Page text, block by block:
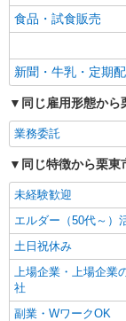
食品・試食販売
新聞・牛乳・定期
同じ雇用形態か
業務委託
同じ特徴から栗東
未経験歓迎
エルダー（50代～）
土日祝休み
上場企業・上場企業
社
副業・WワークOK